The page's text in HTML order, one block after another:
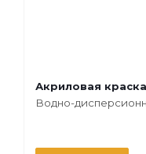
Акриловая краска
Водно-